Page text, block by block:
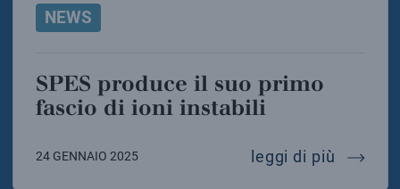
NEWS
SPES produce il suo primo
fascio di ioni instabili
24 GENNAIO 2025 leggi di più spes